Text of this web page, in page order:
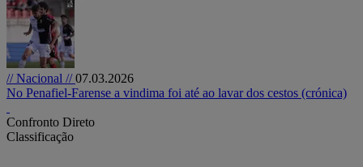
// Nacional //07.03.2026
No Penafiel-Farense a vindima foi até ao lavar dos cestos (crónica)
Confronto Direto
Classificação